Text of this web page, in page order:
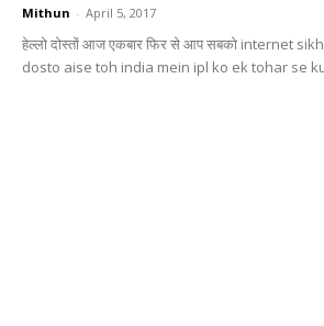
Mithun - April 5, 2017
हेल्लो दोस्तों आज एकबार फिर से आप सबको internet
dosto aise toh india mein ipl ko ek tohar se